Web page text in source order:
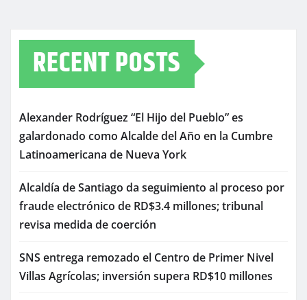
RECENT POSTS
Alexander Rodríguez “El Hijo del Pueblo” es
galardonado como Alcalde del Año en la Cumbre
Latinoamericana de Nueva York
Alcaldía de Santiago da seguimiento al proceso por
fraude electrónico de RD$3.4 millones; tribunal
revisa medida de coerción
SNS entrega remozado el Centro de Primer Nivel
Villas Agrícolas; inversión supera RD$10 millones